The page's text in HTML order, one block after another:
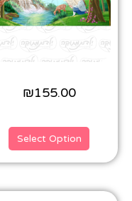
₪155.00
Select Option